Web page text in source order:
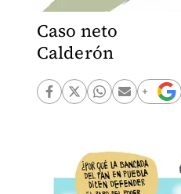
Caso neto
Calderón